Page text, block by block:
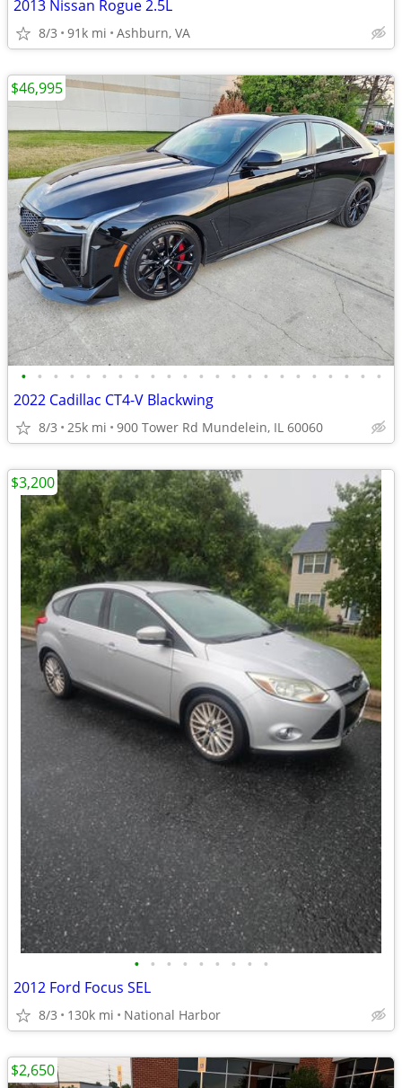
2013 Nissan Rogue 2.5L
8/3 91k mi Ashburn, VA
• • • • • • • • • • • • • • • • • • • • • • •
2022 Cadillac CT4-V Blackwing
8/3 25k mi 900 Tower Rd Mundelein, IL 60060
$46,995
• • • • • • • • •
2012 Ford Focus SEL
8/3 130k mi National Harbor
$3,200
$2,650